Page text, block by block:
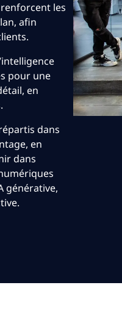
les
afin
pour une
en
dans
en
dans
générative,